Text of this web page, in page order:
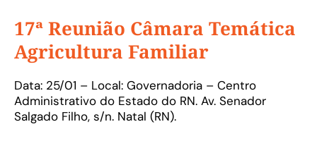
17ª Reunião Câmara Temática
Agricultura Familiar
Data: 25/01 – Local: Governadoria – Centro
Administrativo do Estado do RN. Av. Senador
Salgado Filho, s/n. Natal (RN).